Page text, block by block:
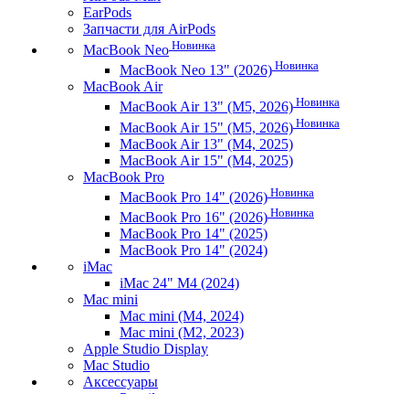
EarPods
Запчасти для AirPods
MacBook Neo Новинка
MacBook Neo 13" (2026) Новинка
MacBook Air
MacBook Air 13" (M5, 2026) Новинка
MacBook Air 15" (M5, 2026) Новинка
MacBook Air 13" (M4, 2025)
MacBook Air 15" (M4, 2025)
MacBook Pro
MacBook Pro 14" (2026) Новинка
MacBook Pro 16" (2026) Новинка
MacBook Pro 14" (2025)
MacBook Pro 14" (2024)
iMac
iMac 24" M4 (2024)
Mac mini
Mac mini (M4, 2024)
Mac mini (M2, 2023)
Apple Studio Display
Mac Studio
Аксессуары